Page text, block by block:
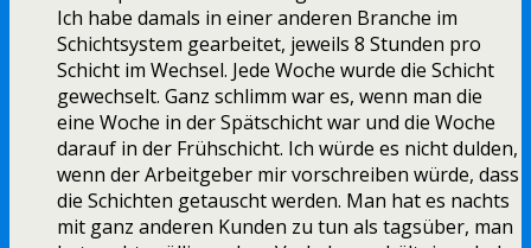
Ich habe damals in einer anderen Branche im
Schichtsystem gearbeitet, jeweils 8 Stunden pro
Schicht im Wechsel. Jede Woche wurde die Schicht
gewechselt. Ganz schlimm war es, wenn man die
eine Woche in der Spätschicht war und die Woche
darauf in der Frühschicht. Ich würde es nicht dulden,
wenn der Arbeitgeber mir vorschreiben würde, dass
die Schichten getauscht werden. Man hat es nachts
mit ganz anderen Kunden zu tun als tagsüber, man